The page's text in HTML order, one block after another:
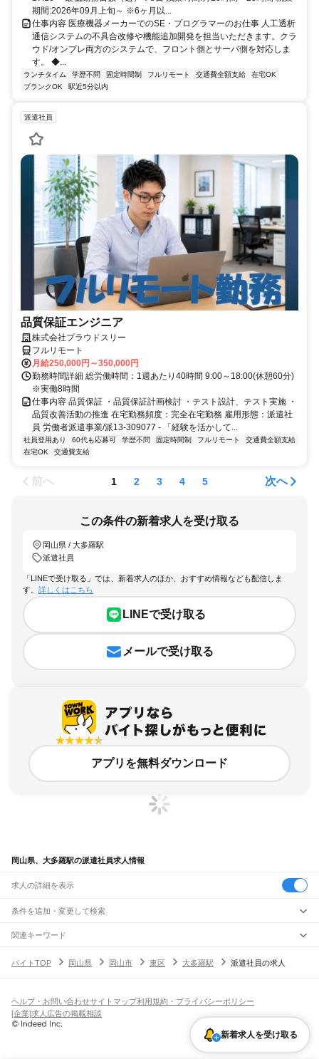
期間:2026年09月上旬～ ※6ヶ月以...
仕事内容 医療機器メーカーでのSE・プログラマーのお仕事 人工透析
通信システムの不具合改修や機能追加開発を担当いただきます。クラ
ウド/オンプレ両方のシステムで、フロント側とサーバ側を対応しま
す。 ◆...
ランチタイム 学歴不問 固定時間制 フルリモート 交通費全額支給
在宅OK
ブランクOK
駅近5分以内
派遣社員
品質保証エンジニア
株式会社プラウドスリー
フルリモート
月給250,000円～350,000円
勤務時間詳細 総労働時間：1週あたり40時間 9:00～18:00(休憩60分)
※実働8時間
仕事内容 品質保証 ・品質保証計画検討 ・テスト設計、テスト実施 ・
品質改善活動の推進 在宅勤務頻度：完全在宅勤務 雇用形態：派遣社
員 労働者派遣事業/派13-309077 - 「経験を活かして...
社員登用あり 60代も応募可 学歴不問 固定時間制 フルリモート
交通費全額支給
在宅OK
交通費支給
前へ 1 2 3 4 5 次へ
この条件の新着求人を受け取る
岡山県 / 大多羅駅
派遣社員
「LINEで受け取る」では、新着求人のほか、おすすめ情報なども配信しま
す。 詳しくはこちら
LINEで受け取る
メールで受け取る
アプリを無料ダウンロード
岡山県、大多羅駅の派遣社員求人情報
求人の詳細を表示
条件を追加・変更して検索
市区町村を追加・変更
岡山県すべて
倉敷市津山市玉野市笠岡市井原市総社市高梁市新見市備前市瀬戸内市
真庭市美作市浅口市 小田郡真庭郡苫田郡勝田郡英田郡
駅を追加・変更
三石駅 吉永駅和気駅 熊山駅 万富駅瀬戸駅上道駅東岡山駅 高島駅
JR山陽本線(岡山～三原)
岡山駅 北長瀬駅 新倉敷駅金光駅 鴨方駅 里庄駅
飲食・フードサービス
飲食・フードサービス
ホールスタッフ
皿洗い・洗い場精肉・鮮魚加工
バー（BAR）・バーテンダー
飲食店（店長・マネージャー）
特徴を追加・変更
人気
髪型・髪色自由ひげOKネイルOK
留学生・外国人活躍中
関連キーワード
バイトTOP
岡山県 岡山市 東区 大多羅駅 派遣社員の求人
新着求人を受け取る
ヘルプ・お問い合わせサイトマップ利用規約・プライバシーポリシー
[企業]求人広告の掲載相談